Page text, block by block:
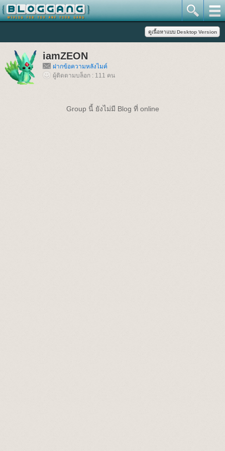
iamZEON
ฝากข้อความหลังไมค์
ผู้ติดตามบล็อก : 111 คน
Group นี้ ยังไม่มี Blog ที่ online